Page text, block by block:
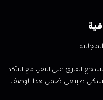
القارئ على النقر، مع التأكد
بشكل طبيعي ضمن هذا الوصف.